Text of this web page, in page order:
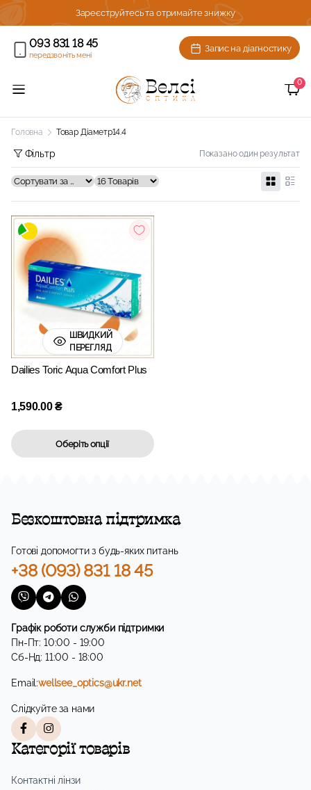
Зареєструйтесь та отримайте знижку
093 831 18 45
передзвоніть мені
Запис на діагностику
0
Головна Товар Діаметр14.4
Показано один результат
Фільтр
ШВИДКИЙ
ПЕРЕГЛЯД
Dailies Toric Aqua Comfort Plus
1,590.00₴
Оберіть опції
Безкоштовна підтримка
Готові допомогти з будь-яких питань
+38 (093) 831 18 45
Графік роботи служби підтримки
Пн-Пт: 10:00 - 19:00
Сб-Нд: 11:00 - 18:00
Email:wellsee_optics@ukr.net
Слідкуйте за нами
Категорії товарів
Контактні лінзи